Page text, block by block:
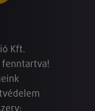
Kft.
fenntartva!